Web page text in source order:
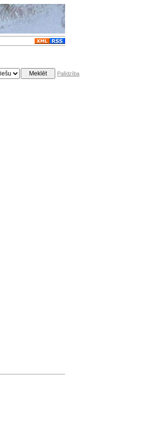
Palīdzība